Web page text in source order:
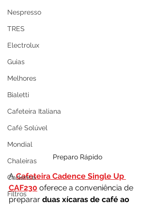
Nespresso
TRES
Electrolux
Guias
Melhores
Bialetti
Cafeteira Italiana
Café Solúvel
Mondial
Chaleiras
Cadence
Filtros
Preparo Rápido
A Cafeteira Cadence Single Up
CAF230 oferece a conveniência de
preparar duas xícaras de café ao